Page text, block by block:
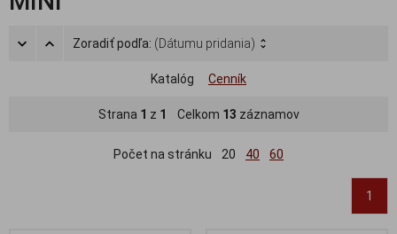
Zoradiť podľa: (Dátumu pridania)
Katalóg Cenník
Strana 1 z 1 Celkom 13 záznamov
Počet na stránku 20 40 60
1